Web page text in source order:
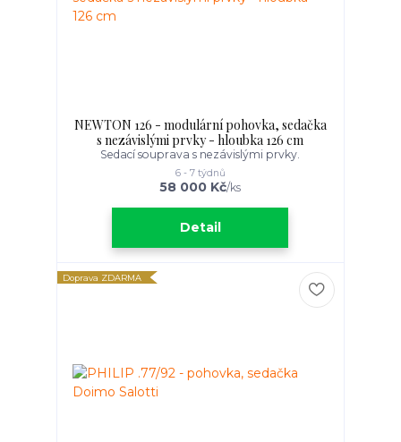
NEWTON 126 - modulární pohovka, sedačka
s nezávislými prvky - hloubka 126 cm
Sedací souprava s nezávislými prvky.
58 000 Kč/ks
6 - 7 týdnů
Detail
Doprava ZDARMA